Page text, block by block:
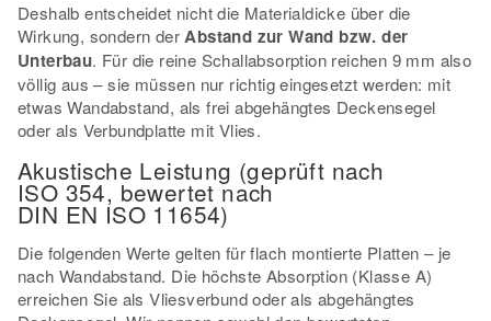
Deshalb entscheidet nicht die Materialdicke über die
Wirkung, sondern der Abstand zur Wand bzw. der
Unterbau. Für die reine Schallabsorption reichen 9 mm also
völlig aus – sie müssen nur richtig eingesetzt werden: mit
etwas Wandabstand, als frei abgehängtes Deckensegel
oder als Verbundplatte mit Vlies.
Akustische Leistung (geprüft nach
ISO 354, bewertet nach
DIN EN ISO 11654)
Die folgenden Werte gelten für flach montierte Platten – je
nach Wandabstand. Die höchste Absorption (Klasse A)
erreichen Sie als Vliesverbund oder als abgehängtes